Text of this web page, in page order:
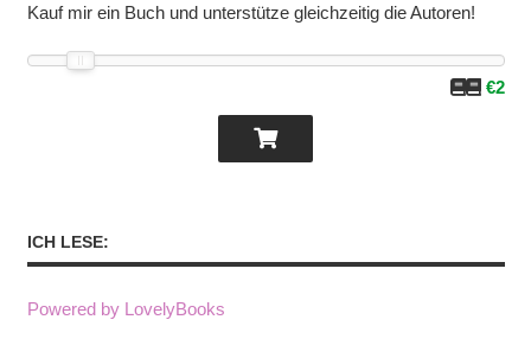
Kauf mir ein Buch und unterstütze gleichzeitig die Autoren!
€2
ICH LESE:
Powered by LovelyBooks